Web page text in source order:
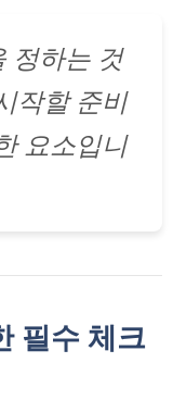
정하는 것
작할 준비
요소입니
필수 체크